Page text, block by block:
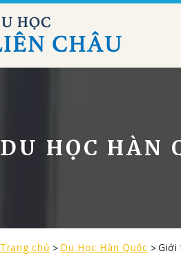
DU HỌC HÀN
Trang chủ Du Học Hàn Quốc Giới